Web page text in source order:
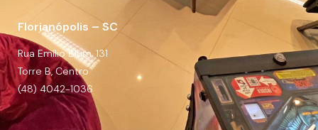
Florianópolis – SC
Rua Emílio Blum, 131
Torre B, Centro
(48) 4042-1036